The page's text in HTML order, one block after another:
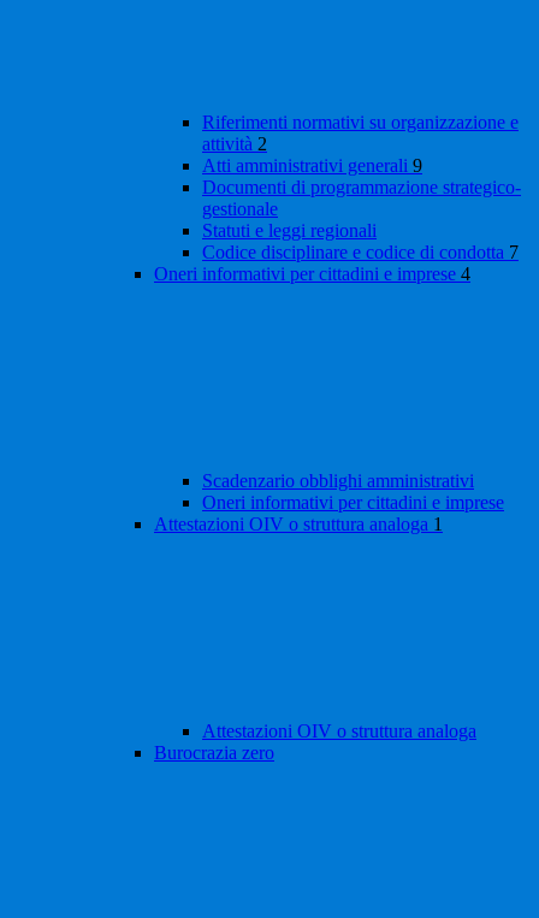
Riferimenti normativi su organizzazione e
attività 2
Atti amministrativi generali 9
Documenti di programmazione strategico-
gestionale
Statuti e leggi regionali
Codice disciplinare e codice di condotta 7
Oneri informativi per cittadini e imprese 4
Scadenzario obblighi amministrativi
Oneri informativi per cittadini e imprese
Attestazioni OIV o struttura analoga 1
Attestazioni OIV o struttura analoga
Burocrazia zero